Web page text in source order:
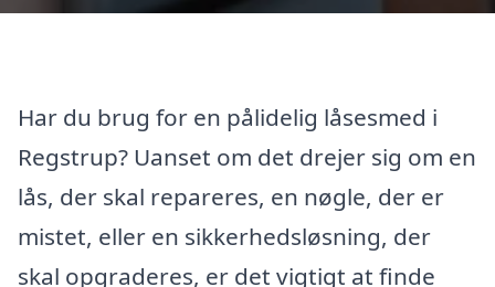
Har du brug for en pålidelig låsesmed i
Regstrup? Uanset om det drejer sig om en
lås, der skal repareres, en nøgle, der er
mistet, eller en sikkerhedsløsning, der
skal opgraderes, er det vigtigt at finde